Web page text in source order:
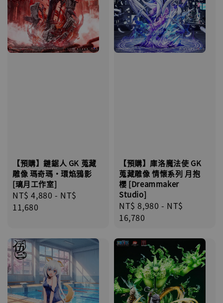
【預購】鏈鋸人 GK 蒐藏
雕像 瑪奇瑪·環焰鴉影
[璃月工作室]
Regular
price
NT$ 4,880 - NT$
11,680
【預購】庫洛魔法使 GK
蒐藏雕像 情懷系列 月抱
櫻 [Dreammaker
Studio]
Regular
price
NT$ 8,980 - NT$
16,780